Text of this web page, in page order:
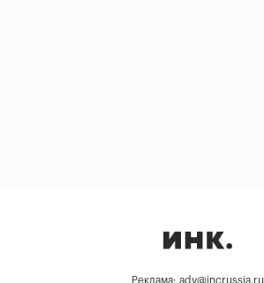
Реклама: adv@incrussia.ru